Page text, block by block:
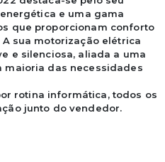
e uma gama
que proporcionam conforto
sua motorização elétrica
e silenciosa, aliada a uma
maioria das necessidades
rotina informática, todos os
junto do vendedor.